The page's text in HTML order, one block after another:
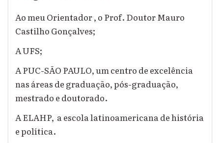
Ao meu Orientador , o Prof. Doutor Mauro
Castilho Gonçalves;
A UFS;
A PUC-SÃO PAULO, um centro de excelência
nas áreas de graduação, pós-graduação,
mestrado e doutorado.
A ELAHP, a escola latinoamericana de história
e política.